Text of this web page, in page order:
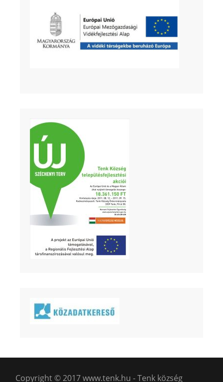
Copyright © 2017 www.tenk.hu - Tenk község